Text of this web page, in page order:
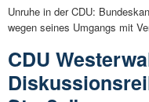
Unruhe in der CDU:
wegen seines Umgangs mit
CDU